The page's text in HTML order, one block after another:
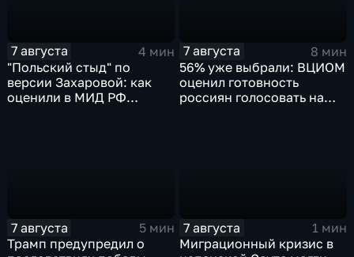
7 августа
4 мин
"Польский стыд" по
версии Захаровой: как
оценили в МИД РФ
7 августа
8 мин
56% уже выбрали: ВЦИОМ
оценил готовность
россиян голосовать на
7 августа
5 мин
Трамп предупредил о
7 августа
1 мин
Миграционный кризис в